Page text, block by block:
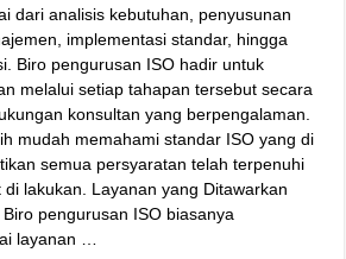
dari analisis kebutuhan, penyusunan
implementasi standar, hingga
Biro pengurusan ISO hadir untuk
melalui setiap tahapan tersebut secara
konsultan yang berpengalaman.
mudah memahami standar ISO yang di
semua persyaratan telah terpenuhi
lakukan. Layanan yang Ditawarkan
pengurusan ISO biasanya
layanan …